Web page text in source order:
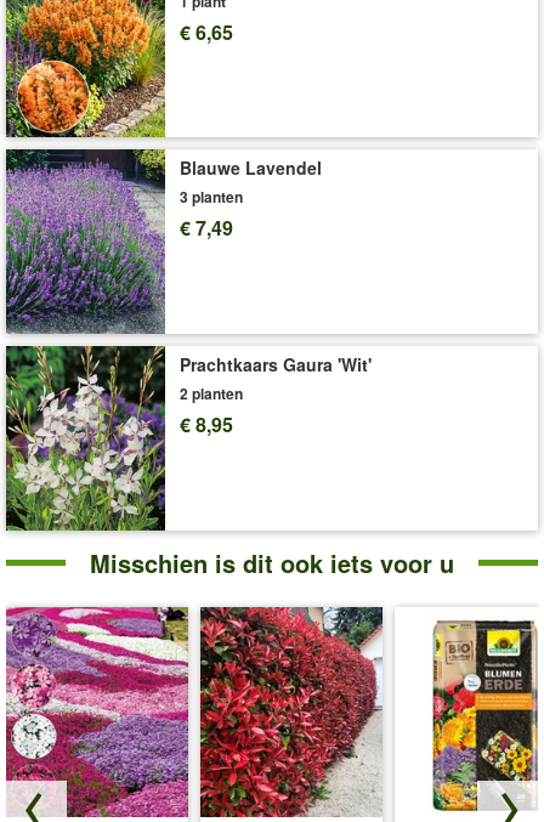
tot juni (3)
Tip:Volg onze beplantingsaanbeveling (zie nummers) en geniet
van een harmonieus bloementapijt.
Oppervlakte plantopstelling:
(Thymus praecox, Thymus serpyllum, Thymus praecox
Albiflorus)
Art.nr.:9767
Levering omvat:9x9 cm-pot
'Bodembedekker Set Tijm'
€ 6,65
Blauwe Lavendel
3 planten
€ 7,49
Prachtkaars Gaura 'Wit'
2 planten
€ 8,95
Misschien is dit ook iets voor u